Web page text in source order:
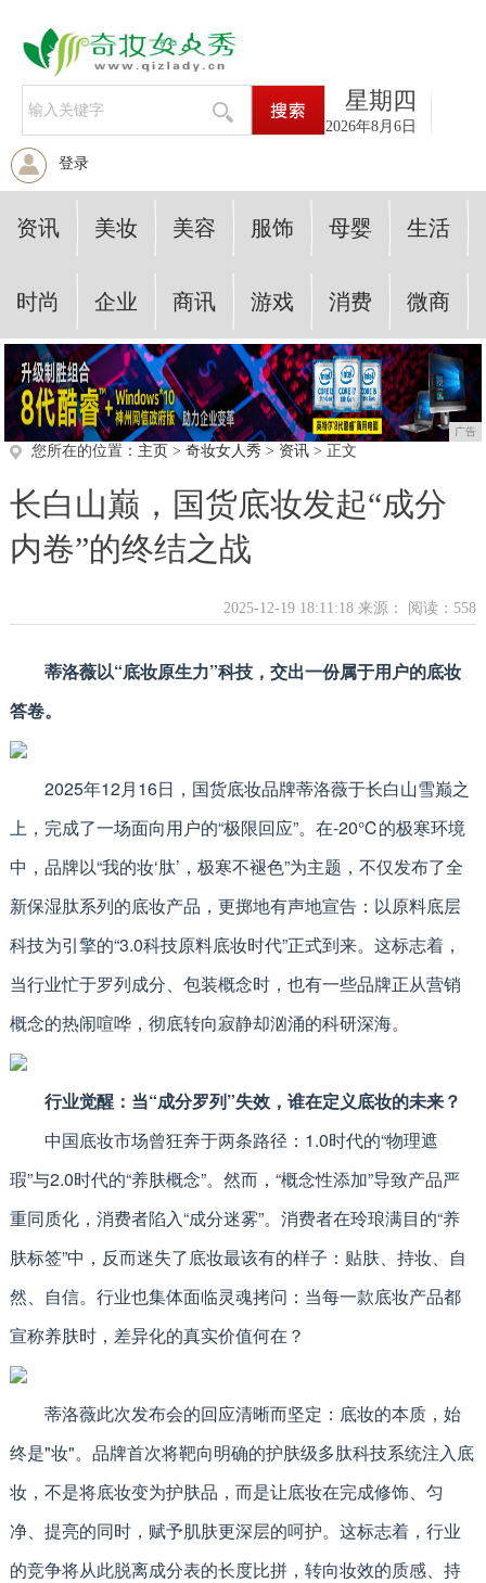
星期四
2026年8月6日
登录
资讯 美妆 美容 服饰 母婴 生活
时尚 企业 商讯 游戏 消费 微商
广告
您所在的位置： 主页 > 奇妆女人秀 > 资讯> 正文
长白山巅，国货底妆发起“成分
内卷”的终结之战
2025-12-19 18:11:18 来源： 阅读：558
蒂洛薇以“底妆原生力”科技，交出一份属于用户的底妆
答卷。
2025年12月16日，国货底妆品牌蒂洛薇于长白山雪巅之
上，完成了一场面向用户的“极限回应”。在-20℃的极寒环境
中，品牌以“我的妆‘肽’，极寒不褪色”为主题，不仅发布了全
新保湿肽系列的底妆产品，更掷地有声地宣告：以原料底层
科技为引擎的“3.0科技原料底妆时代”正式到来。这标志着，
当行业忙于罗列成分、包装概念时，也有一些品牌正从营销
概念的热闹喧哗，彻底转向寂静却汹涌的科研深海。
行业觉醒：当“成分罗列”失效，谁在定义底妆的未来？
中国底妆市场曾狂奔于两条路径：1.0时代的“物理遮
瑕”与2.0时代的“养肤概念”。然而，“概念性添加”导致产品严
重同质化，消费者陷入“成分迷雾”。消费者在玲琅满目的“养
肤标签”中，反而迷失了底妆最该有的样子：贴肤、持妆、自
然、自信。行业也集体面临灵魂拷问：当每一款底妆产品都
宣称养肤时，差异化的真实价值何在？
蒂洛薇此次发布会的回应清晰而坚定：底妆的本质，始
终是"妆"。品牌首次将靶向明确的护肤级多肽科技系统注入底
妆，不是将底妆变为护肤品，而是让底妆在完成修饰、匀
净、提亮的同时，赋予肌肤更深层的呵护。这标志着，行业
的竞争将从此脱离成分表的长度比拼，转向妆效的质感、持